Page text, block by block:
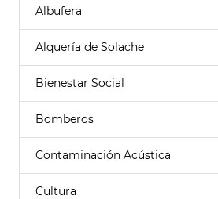
Albufera
Alquería de Solache
Bienestar Social
Bomberos
Contaminación Acústica
Cultura